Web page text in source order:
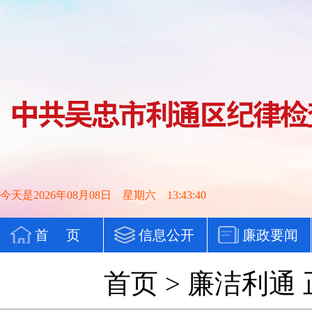
今天是2026年08月08日 星期六 13:43:41
首 页 信息公开 廉政要闻
首页 > 廉洁利通